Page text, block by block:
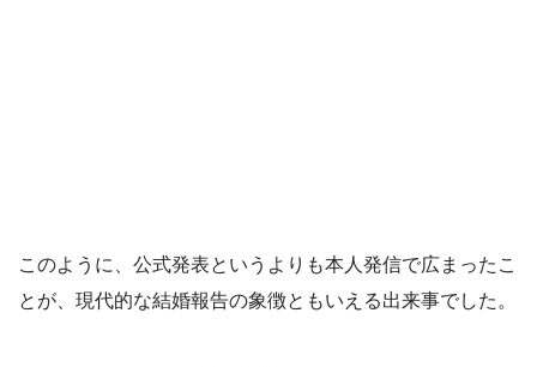
このように、公式発表というよりも本人発信で広まったこ
とが、現代的な結婚報告の象徴ともいえる出来事でした。